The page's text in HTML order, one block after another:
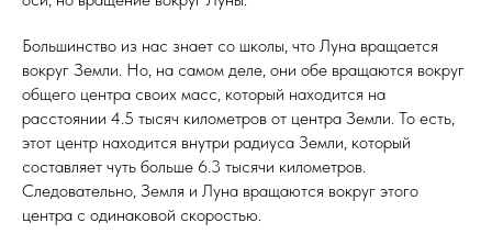
Большинство из нас знает со школы, что Луна вращается
вокруг Земли. Но, на самом деле, они обе вращаются вокруг
общего центра своих масс, который находится на
расстоянии 4.5 тысяч километров от центра Земли. То есть,
этот центр находится внутри радиуса Земли, который
составляет чуть больше 6.3 тысячи километров.
Следовательно, Земля и Луна вращаются вокруг этого
центра с одинаковой скоростью.